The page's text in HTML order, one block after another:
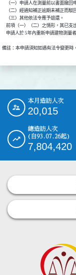
（一）申請人在測量前以書面撤回
（二）經通知補正逾期未補正而駁
    （三）其他依法令應予退還。
前項（一）（二）之情形，其已支
申請人於 5年內重新申請建物測
備註：本申請須知如遇有法令變更時
::: 本月造訪人次
20,015
總造訪人次
(自93.07.26起)
7,804,420